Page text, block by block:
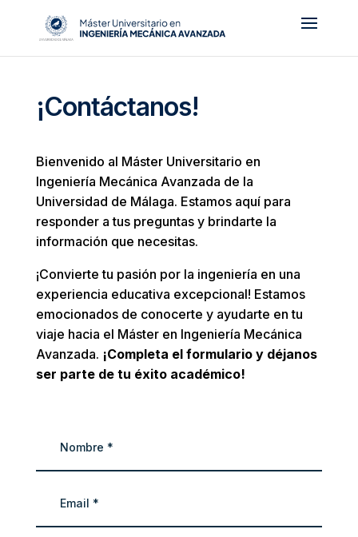
¡Contáctanos!
Bienvenido al Máster Universitario en
Ingeniería Mecánica Avanzada de la
Universidad de Málaga. Estamos aquí para
responder a tus preguntas y brindarte la
información que necesitas.
¡Convierte tu pasión por la ingeniería en una
experiencia educativa excepcional! Estamos
emocionados de conocerte y ayudarte en tu
viaje hacia el Máster en Ingeniería Mecánica
Avanzada. ¡Completa el formulario y déjanos
ser parte de tu éxito académico!